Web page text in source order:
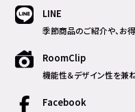
LINE
季節商品のご紹介や、お
RoomClip
機能性＆デザイン性を兼
Facebook